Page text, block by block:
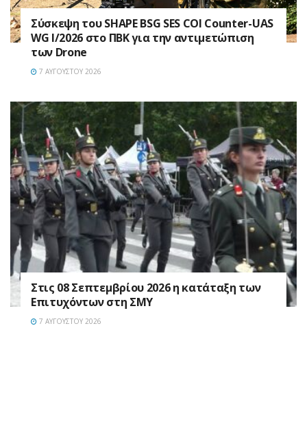
Σύσκεψη του SHAPE BSG SES COI Counter-UAS
WG I/2026 στο ΠΒΚ για την αντιμετώπιση
των Drone
7 ΑΥΓΟΎΣΤΟΥ 2026
Στις 08 Σεπτεμβρίου 2026 η κατάταξη των
Επιτυχόντων στη ΣΜΥ
7 ΑΥΓΟΎΣΤΟΥ 2026